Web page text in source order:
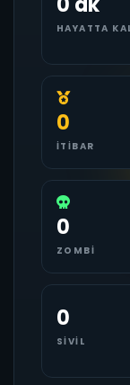
HAYATTA
0
İTIBAR
0
ZOMBI
0
SIVIL